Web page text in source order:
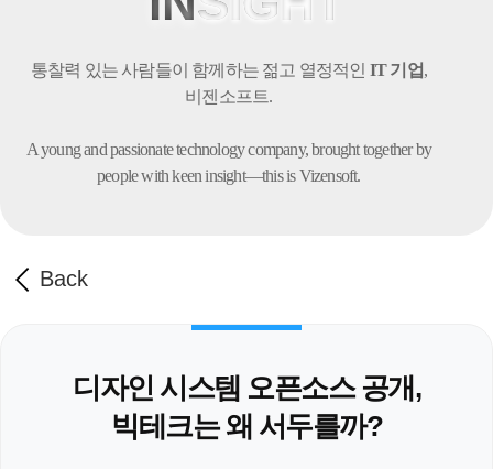
통찰력 있는 사람들이 함께하는 젊고 열정적인 IT 기업,
비젠소프트.
A young and passionate technology company,brought together by
people with keen insight—this is Vizensoft.
Back
디자인 시스템 오픈소스 공개,
빅테크는 왜 서두를까?